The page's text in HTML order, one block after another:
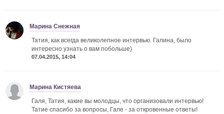
Марина Снежная
Татия, как всегда великолепное интервью. Галина, было
интересно узнать о вам побольше)
07.04.2015, 14:04
Марина Кистяева
Галя, Татия, какие вы молодцы, что организовали интервью!
Татие спасибо за вопросы, Гале - за откровенные ответы!